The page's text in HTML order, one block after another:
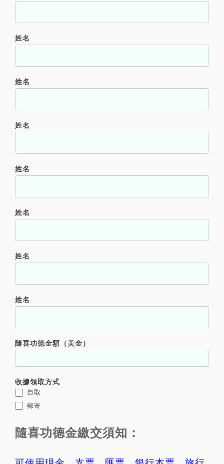
姓名
姓名
姓名
姓名
姓名
姓名
姓名
隨喜功德金額（美金）
收據領取方式
自取
郵寄
隨喜功德金繳交須知：